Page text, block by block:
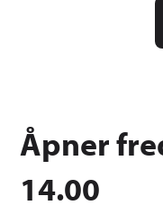
Åpner
14.00